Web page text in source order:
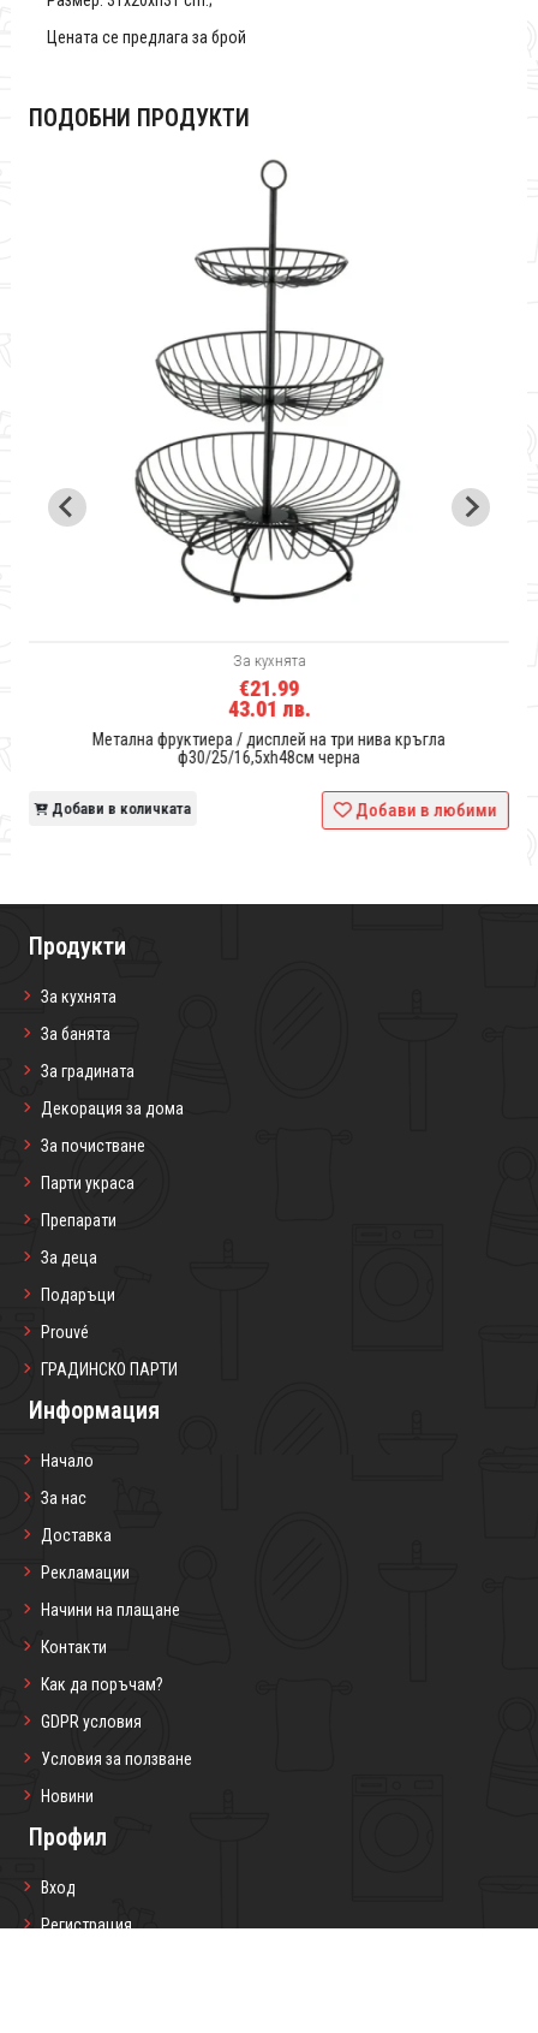
Цената се предлага за брой
ПОДОБНИ ПРОДУКТИ
За кухнята
€21.99
43.01 лв.
Метална фруктиера / дисплей на три нива кръгла
ф30/25/16,5xh48см черна
Добави в количката Добави в любими
Продукти
За кухнята
За банята
За градината
Декорация за дома
За почистване
Парти украса
Препарати
За деца
Подаръци
Prouvé
ГРАДИНСКО ПАРТИ
Информация
Начало
За нас
Доставка
Рекламации
Начини на плащане
Контакти
Как да поръчам?
GDPR условия
Условия за ползване
Новини
Профил
Вход
Регистрация